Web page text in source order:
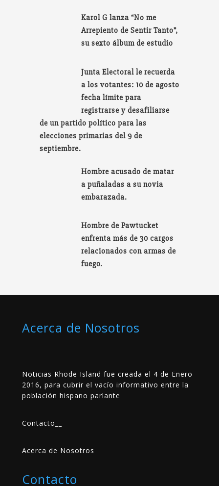
Karol G lanza “No me
Arrepiento de Sentir Tanto”,
su sexto álbum de estudio
Junta Electoral le recuerda
a los votantes: 10 de agosto
fecha límite para
registrarse y desafiliarse
de un partido político para las
elecciones primarias del 9 de
septiembre.
Hombre acusado de matar
a puñaladas a su novia
embarazada.
Hombre de Pawtucket
enfrenta más de 30 cargos
relacionados con armas de
fuego.
Acerca de Nosotros
Noticias Rhode Island fue creada el 4 de Enero
2016, para cubrir el vacío informativo entre la
población hispano parlante
Contacto
Acerca de Nosotros
Contacto